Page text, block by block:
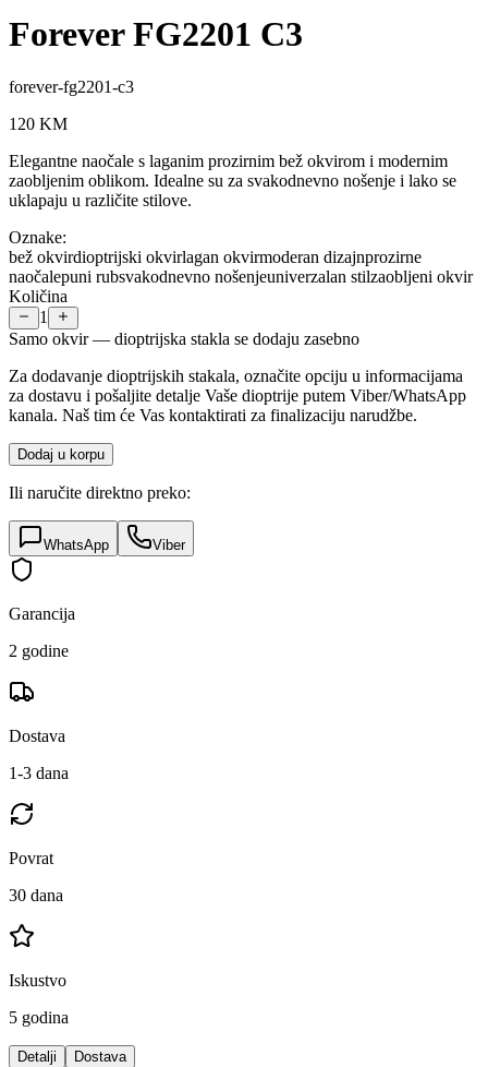
Forever FG2201 C3
forever-fg2201-c3
120 KM
Elegantne naočale s laganim prozirnim bež okvirom i modernim
zaobljenim oblikom. Idealne su za svakodnevno nošenje i lako se
uklapaju u različite stilove.
Oznake:
bež okvirdioptrijski okvirlagan okvirmoderan dizajnprozirne
naočalepuni rubsvakodnevno nošenjeuniverzalan stilzaobljeni okvir
Količina
1
Samo okvir — dioptrijska stakla se dodaju zasebno
Za dodavanje dioptrijskih stakala, označite opciju u informacijama
za dostavu i pošaljite detalje Vaše dioptrije putem Viber/WhatsApp
kanala. Naš tim će Vas kontaktirati za finalizaciju narudžbe.
Dodaj u korpu
Ili naručite direktno preko:
WhatsApp Viber
Garancija
2 godine
Dostava
1-3 dana
Povrat
30 dana
Iskustvo
5 godina
Detalji Dostava